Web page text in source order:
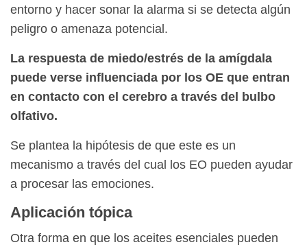
entorno y hacer sonar la alarma si se detecta algún
peligro o amenaza potencial.
La respuesta de miedo/estrés de la amígdala
puede verse influenciada por los OE que entran
en contacto con el cerebro a través del bulbo
olfativo.
Se plantea la hipótesis de que este es un
mecanismo a través del cual los EO pueden ayudar
a procesar las emociones.
Aplicación tópica
Otra forma en que los aceites esenciales pueden